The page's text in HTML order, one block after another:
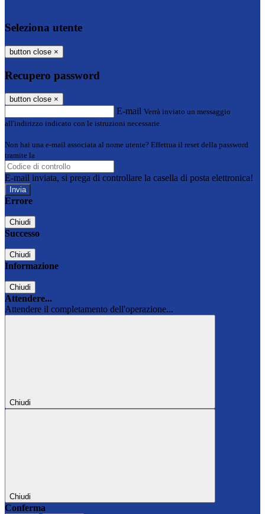
Seleziona utente
button close ×
Recupero password
button close ×
E-mail Verrà inviato un messaggio
all'indirizzo indicato con le istruzioni necessarie.
Non hai una e-mail associata al nome utente? Effettua il reset della password
tramite la
E-mail inviata, si prega di controllare la casella di posta elettronica!
Errore
Chiudi
Successo
Chiudi
Informazione
Chiudi
Attendere...
Attendere il completamento dell'operazione...
Chiudi
Chiudi
Conferma